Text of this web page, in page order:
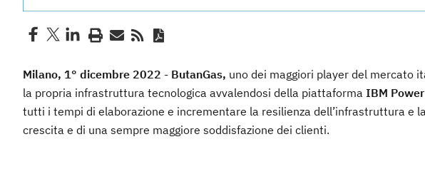
Milano, 1° dicembre 2022 - ButanGas, uno dei maggiori player del mercato
la propria infrastruttura tecnologica avvalendosi della piattaforma IBM Power
tutti i tempi di elaborazione e incrementare la resilienza dell’infrastruttura e
crescita e di una sempre maggiore soddisfazione dei clienti.